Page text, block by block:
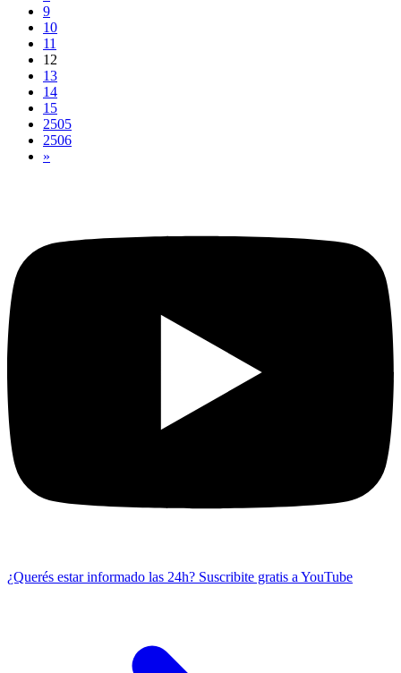
9
10
11
12
13
14
15
2505
2506
»
¿Querés estar informado las 24h? Suscribite gratis a YouTube